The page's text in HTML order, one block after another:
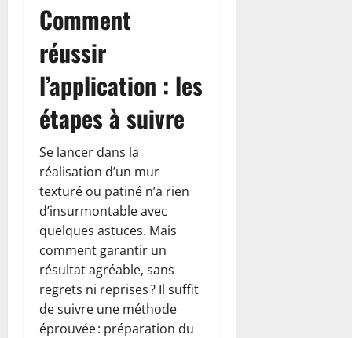
Comment
réussir
l’application : les
étapes à suivre
Se lancer dans la
réalisation d’un mur
texturé ou patiné n’a rien
d’insurmontable avec
quelques astuces. Mais
comment garantir un
résultat agréable, sans
regrets ni reprises ? Il suffit
de suivre une méthode
éprouvée : préparation du